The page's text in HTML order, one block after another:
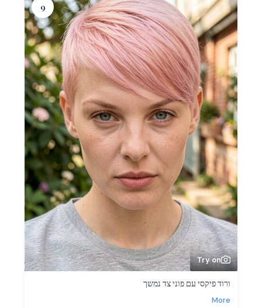
9
Try on
ורוד פיקסי עם פוני צד נמשך
More